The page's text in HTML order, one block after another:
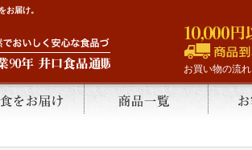
お届け。
お買い物の流れ